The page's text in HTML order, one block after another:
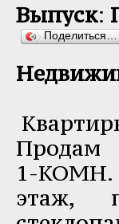
Выпуск:
Поделиться…
Продам
1-КОМН.
этаж,